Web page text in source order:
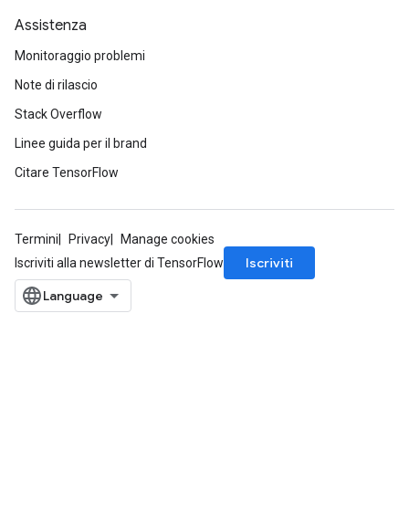
Assistenza
Monitoraggio problemi
Note di rilascio
Stack Overflow
Linee guida per il brand
Citare TensorFlow
Termini Privacy
Manage cookies
Iscriviti alla newsletter di TensorFlow
Iscriviti